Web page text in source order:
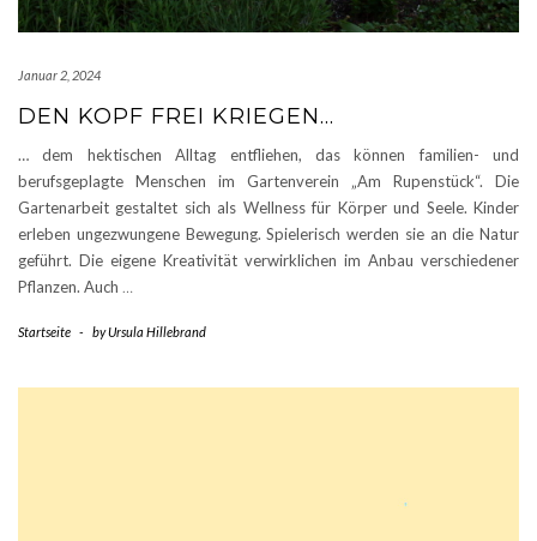
Januar 2, 2024
DEN KOPF FREI KRIEGEN…
… dem hektischen Alltag entfliehen, das können familien- und
berufsgeplagte Menschen im Gartenverein „Am Rupenstück“. Die
Gartenarbeit gestaltet sich als Wellness für Körper und Seele. Kinder
erleben ungezwungene Bewegung. Spielerisch werden sie an die Natur
geführt. Die eigene Kreativität verwirklichen im Anbau verschiedener
Pflanzen. Auch …
Startseite - byUrsula Hillebrand